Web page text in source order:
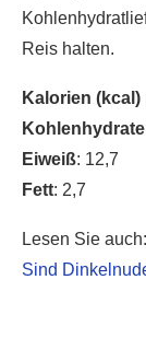
Reis halten.
Kalorien (kcal)
Kohlenhydrate
Eiweiß: 12,7
Fett: 2,7
Lesen Sie auch:
Sind